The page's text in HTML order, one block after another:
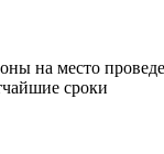
на место
сроки